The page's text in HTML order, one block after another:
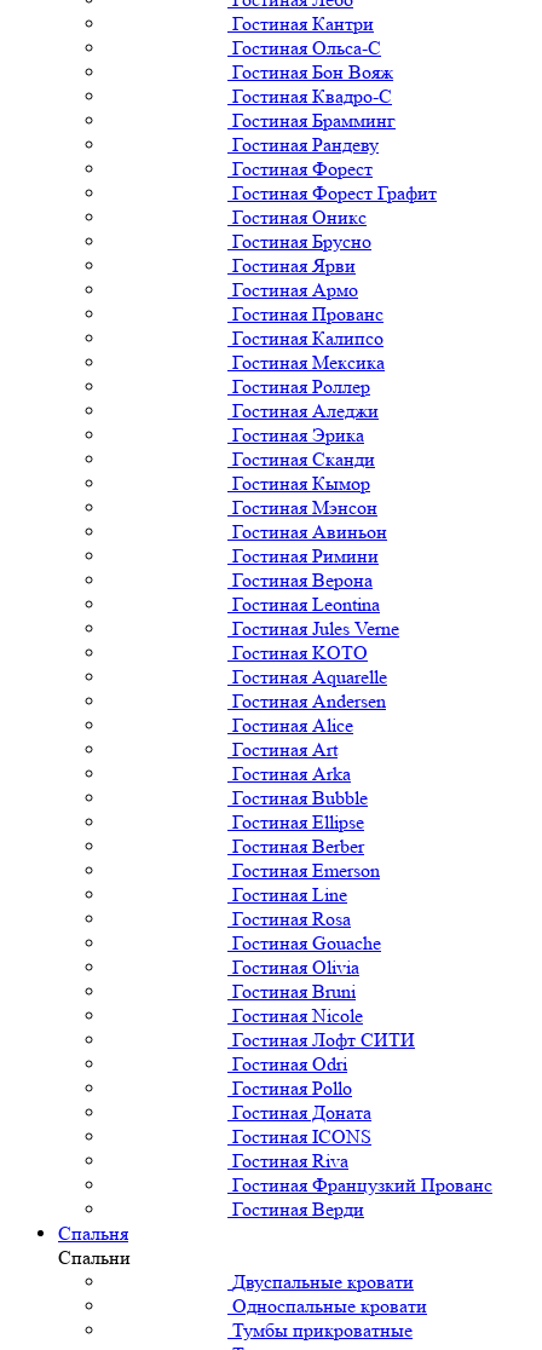
Гостиная Кантри
Гостиная Ольса-С
Гостиная Бон Вояж
Гостиная Квадро-С
Гостиная Брамминг
Гостиная Рандеву
Гостиная Форест
Гостиная Форест Графит
Гостиная Оникс
Гостиная Брусно
Гостиная Ярви
Гостиная Армо
Гостиная Прованс
Гостиная Калипсо
Гостиная Мексика
Гостиная Роллер
Гостиная Аледжи
Гостиная Эрика
Гостиная Сканди
Гостиная Кымор
Гостиная Мэнсон
Гостиная Авиньон
Гостиная Римини
Гостиная Верона
Гостиная Leontina
Гостиная Jules Verne
Гостиная KOTO
Гостиная Aquarelle
Гостиная Andersen
Гостиная Alice
Гостиная Art
Гостиная Arka
Гостиная Bubble
Гостиная Ellipse
Гостиная Berber
Гостиная Emerson
Гостиная Line
Гостиная Rosa
Гостиная Gouache
Гостиная Olivia
Гостиная Bruni
Гостиная Nicole
Гостиная Лофт СИТИ
Гостиная Odri
Гостиная Pollo
Гостиная Доната
Гостиная ICONS
Гостиная Riva
Гостиная Французкий Прованс
Гостиная Верди
Спальня
Спальни
Двуспальные кровати
Односпальные кровати
Тумбы прикроватные